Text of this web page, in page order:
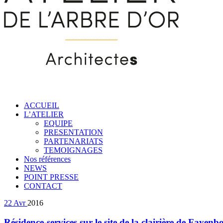
ACCUEIL
L’ATELIER
EQUIPE
PRESENTATION
PARTENARIATS
TEMOIGNAGES
Nos références
NEWS
POINT PRESSE
CONTACT
22 Avr 2016